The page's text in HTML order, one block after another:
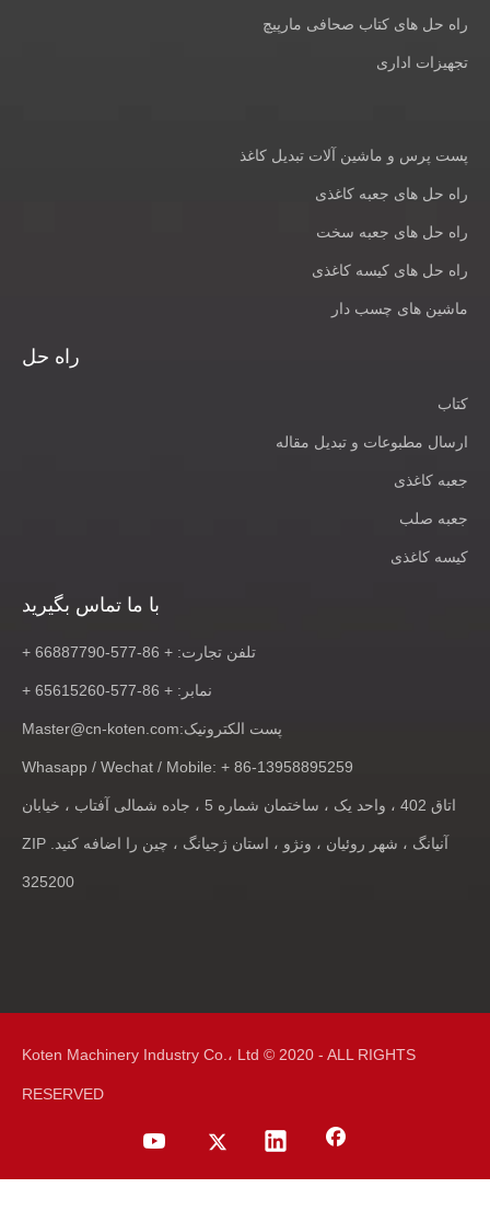
راه حل های کتاب صحافی مارپیچ
تجهیزات اداری
پست پرس و ماشین آلات تبدیل کاغذ
راه حل های جعبه کاغذی
راه حل های جعبه سخت
راه حل های کیسه کاغذی
ماشین های چسب دار
راه حل
کتاب
ارسال مطبوعات و تبدیل مقاله
جعبه کاغذی
جعبه صلب
کیسه کاغذی
با ما تماس بگیرید
تلفن تجارت: + 86-577-66887790 +
نمابر: + 86-577-65615260 +
پست الکترونیک:Master@cn-koten.com
Whasapp / Wechat / Mobile: + 86-13958895259
اتاق 402 ، واحد یک ، ساختمان شماره 5 ، جاده شمالی آفتاب ، خیابان
آنیانگ ، شهر روئیان ، ونژو ، استان ژجیانگ ، چین را اضافه کنید. ZIP
325200
Koten Machinery Industry Co.، Ltd © 2020 - ALL RIGHTS
RESERVED